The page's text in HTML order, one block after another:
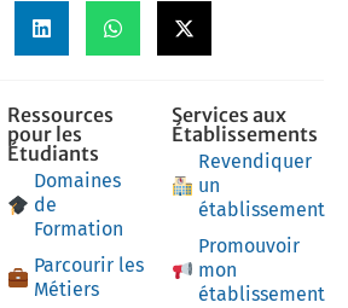
Ressources
pour les
Étudiants
Domaines
de
Formation
Parcourir les
Métiers
Services aux
Établissements
Revendiquer
un
établissement
Promouvoir
mon
établissement